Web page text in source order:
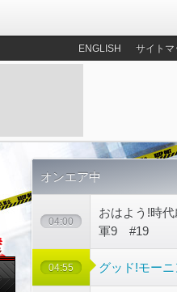
ENGLISH サイトマ
オンエア中
04:00
おはよう!時
軍9 #19
04:55 グッド!モー